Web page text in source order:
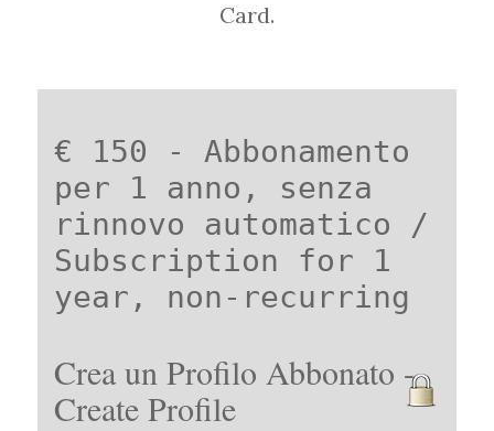
Card.
€ 150 - Abbonamento
per 1 anno, senza
rinnovo automatico /
Subscription for 1
year, non-recurring
Crea un Profilo Abbonato -
Create Profile